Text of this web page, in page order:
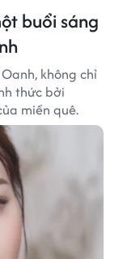
buổi sáng
không chỉ
thức bởi
miền quê.